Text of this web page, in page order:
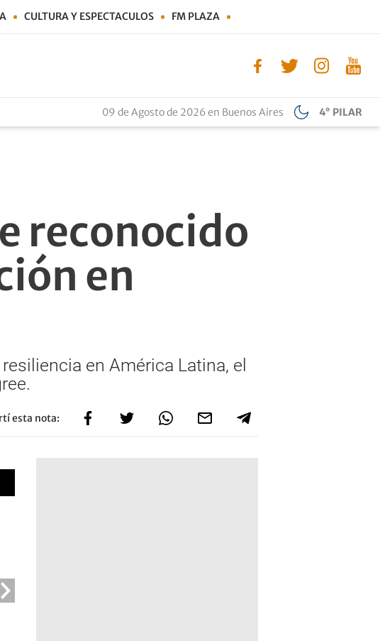
CULTURA Y ESPECTACULOS FM PLAZA
09 de Agosto de 2026 en Buenos Aires 4° PILAR
reconocido
en
en América Latina, el
esta nota: